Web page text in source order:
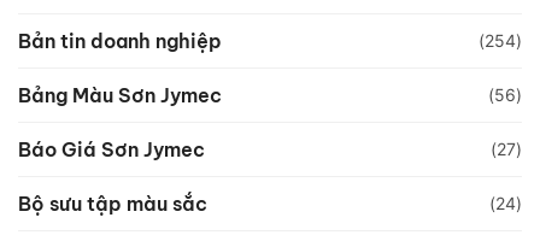
Bản tin doanh nghiệp (254)
Bảng Màu Sơn Jymec (56)
Báo Giá Sơn Jymec (27)
Bộ sưu tập màu sắc (24)